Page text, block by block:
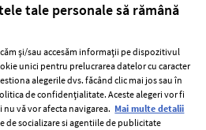
tale personale să rămână
și/sau accesăm informații pe dispozitivul
unici pentru prelucrarea datelor cu caracter
alegerile dvs. făcând clic mai jos sau în
de confidențialitate. Aceste alegeri vor fi
vă vor afecta navigarea. Mai multe detalii
de socializare si agentiile de publicitate